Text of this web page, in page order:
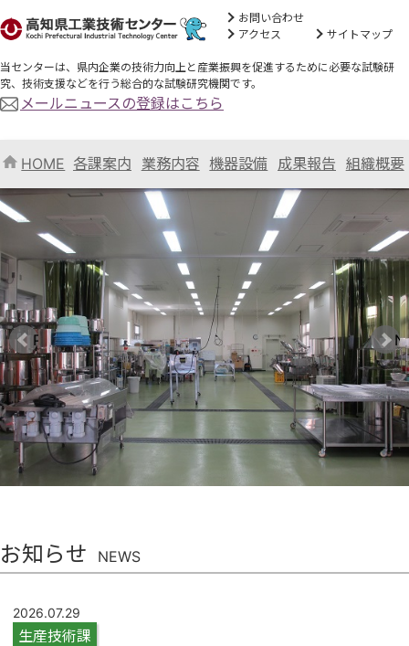
お問い合わせ
アクセス
サイトマップ
当センターは、県内企業の技術力向上と産業振興を促進するために必要な試験研
究、技術支援などを行う総合的な試験研究機関です。
メールニュースの登録はこちら
HOME 各課案内 業務内容 機器設備 成果報告 組織概要
Previous
お知らせ NEWS
2026.07.29
生産技術課